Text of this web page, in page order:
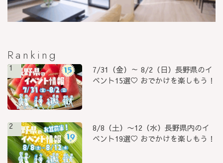
Ranking
1
7/31（金）～ 8/2（日）長野県のイ
ベント15選♡ おでかけを楽しもう！
2
8/8（土）〜12（水）長野県内のイ
ベント19選♡ おでかけを楽しもう！